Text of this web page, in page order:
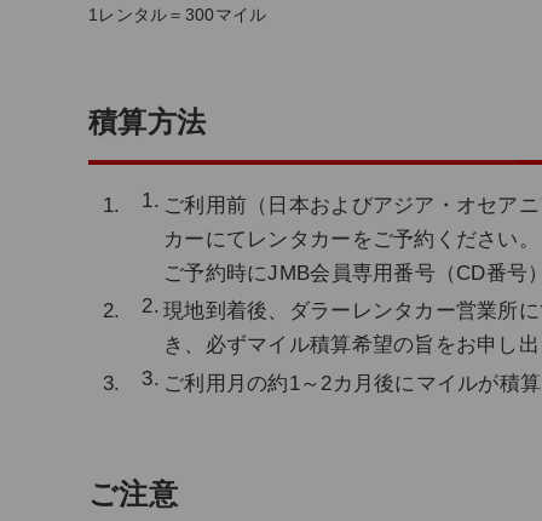
1レンタル＝300マイル
積算方法
ご利用前（日本およびアジア・オセア
カーにてレンタカーをご予約ください。
ご予約時にJMB会員専用番号（CD番号
現地到着後、ダラーレンタカー営業所
き、必ずマイル積算希望の旨をお申し
ご利用月の約1～2カ月後にマイルが積
ご注意